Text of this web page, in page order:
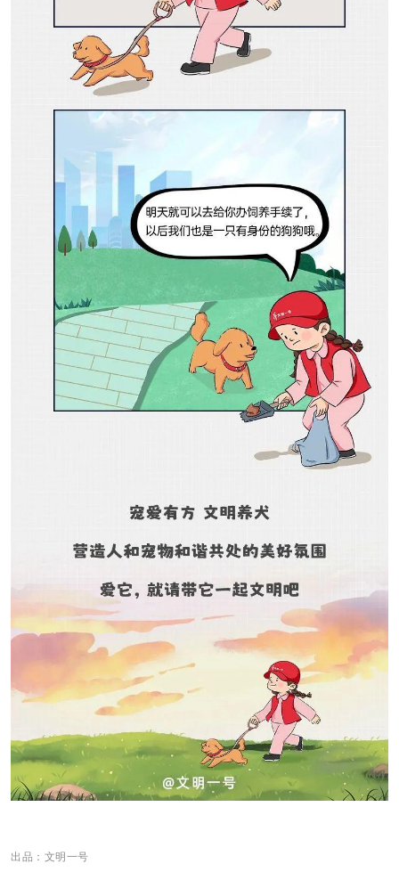
出品：文明一号